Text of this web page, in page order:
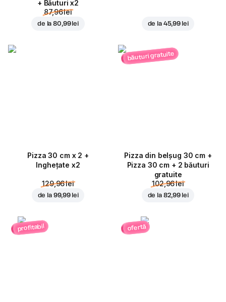
+ Băuturi x2
87,96 lei
de la80,99 lei de la 45,99 lei
Pizza 30 cm x 2 +
Inghețate x2
129,96 lei
de la 99,99 lei
băuturi gratuite
Pizza din belșug 30 cm +
Pizza 30 cm + 2 băuturi
gratuite
102,96 lei
de la 82,99 lei
profitabil ofertă